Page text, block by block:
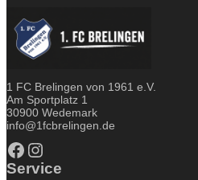
1 FC Brelingen von 1961 e.V.
Am Sportplatz 1
30900 Wedemark
info@1fcbrelingen.de
Facebook Instagram
Service